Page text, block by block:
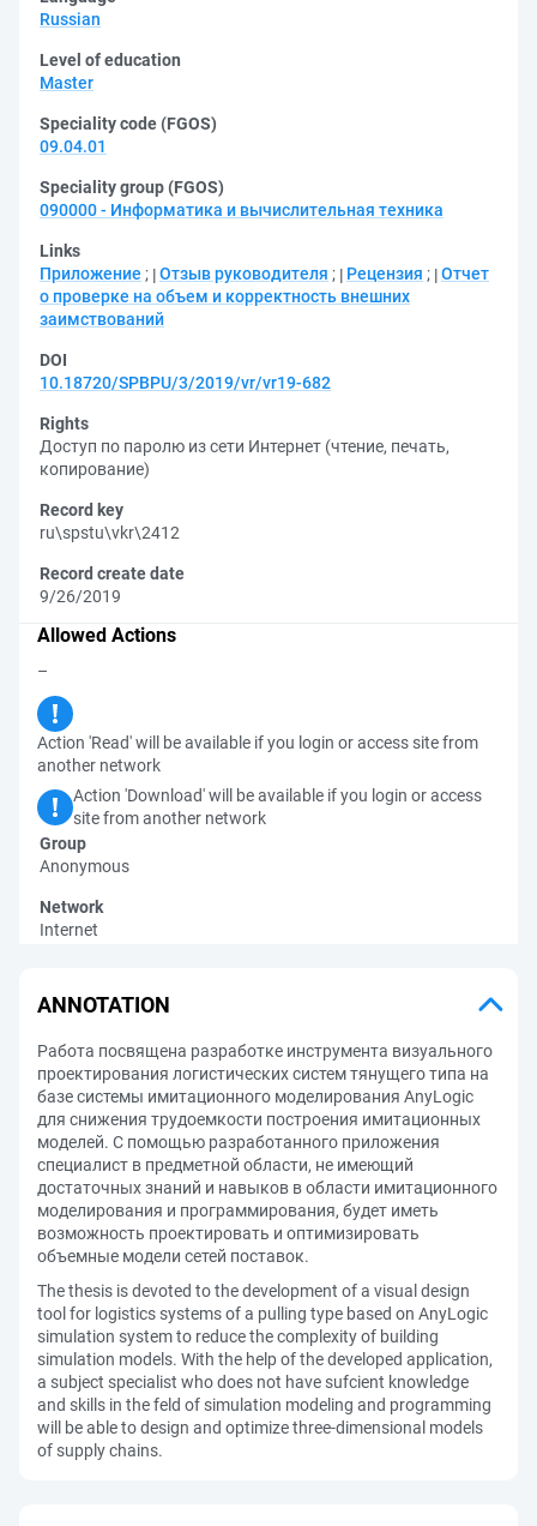
Russian
Level of education
Master
Speciality code (FGOS)
09.04.01
Speciality group (FGOS)
090000 - Информатика и вычислительная техника
Links
Приложение ; Отзыв руководителя ; Рецензия ; Отчет
о проверке на объем и корректность внешних
заимствований
DOI
10.18720/SPBPU/3/2019/vr/vr19-682
Rights
Доступ по паролю из сети Интернет (чтение, печать,
копирование)
Record key
ru\spstu\vkr\2412
Record create date
9/26/2019
Allowed Actions
–
Action 'Read' will be available if you login or access site from
another network
Action 'Download' will be available if you login or access
site from another network
Group
Anonymous
Network
Internet
ANNOTATION
Работа посвящена разработке инструмента визуального
проектирования логистических систем тянущего типа на
базе системы имитационного моделирования AnyLogic
для снижения трудоемкости построения имитационных
моделей. С помощью разработанного приложения
специалист в предметной области, не имеющий
достаточных знаний и навыков в области имитационного
моделирования и программирования, будет иметь
возможность проектировать и оптимизировать
объемные модели сетей поставок.
The thesis is devoted to the development of a visual design
tool for logistics systems of a pulling type based on AnyLogic
simulation system to reduce the complexity of building
simulation models. With the help of the developed application,
a subject specialist who does not have sufcient knowledge
and skills in the feld of simulation modeling and programming
will be able to design and optimize three-dimensional models
of supply chains.